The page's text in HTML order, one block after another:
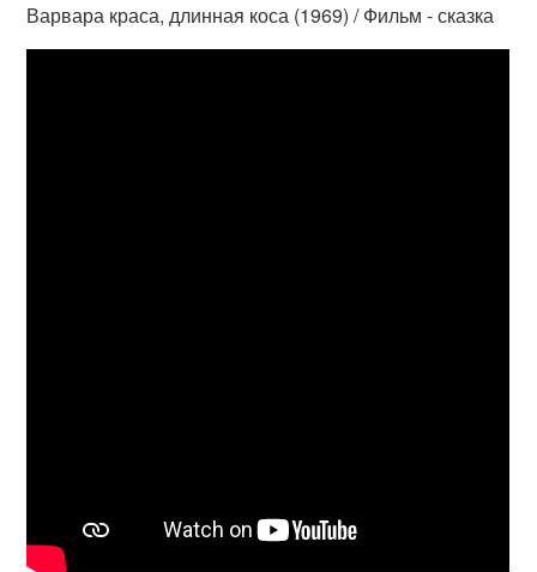
Варвара краса, длинная коса (1969) / Фильм - сказка